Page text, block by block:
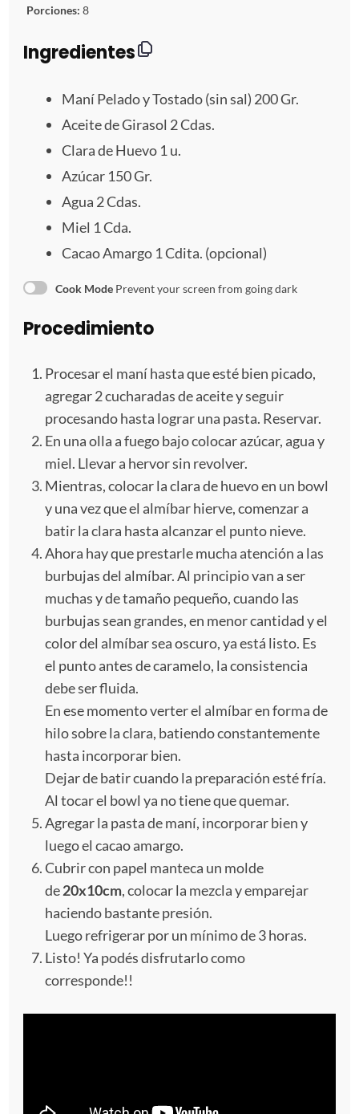
r
e
l
l
a
s
r
e
l
l
a
s
t
r
l
l
a
s
t
r
e
l
l
a
s
t
r
l
l
a
Porciones: 8
Ingredientes
Maní Pelado y Tostado (sin sal) 200 Gr.
Aceite de Girasol 2 Cdas.
Clara de Huevo 1 u.
Azúcar 150 Gr.
Agua 2Cdas.
Miel 1Cda.
Cacao Amargo 1Cdita. (opcional)
Cook Mode Prevent your screen from going dark
Procedimiento
Procesar el maní hasta que esté bien picado,
agregar 2 cucharadas de aceite y seguir
procesando hasta lograr una pasta. Reservar.
En una olla a fuego bajo colocar azúcar, agua y
miel. Llevar a hervor sin revolver.
Mientras, colocar la clara de huevo en un bowl
y una vez que el almíbar hierve, comenzar a
batir la clara hasta alcanzar el punto nieve.
Ahora hay que prestarle mucha atención a las
burbujas del almíbar. Al principio van a ser
muchas y de tamaño pequeño, cuando las
burbujas sean grandes, en menor cantidad y el
color del almíbar sea oscuro, ya está listo. Es
el punto antes de caramelo, la consistencia
debe ser fluida.
En ese momento verter el almíbar en forma de
hilo sobre la clara, batiendo constantemente
hasta incorporar bien.
Dejar de batir cuando la preparación esté fría.
Al tocar el bowl ya no tiene que quemar.
Agregar la pasta de maní, incorporar bien y
luego el cacao amargo.
Cubrir con papel manteca un molde
de20x10cm, colocar la mezcla y emparejar
haciendo bastante presión.
Luego refrigerar por un mínimo de 3 horas.
Listo! Ya podés disfrutarlo como
corresponde!!